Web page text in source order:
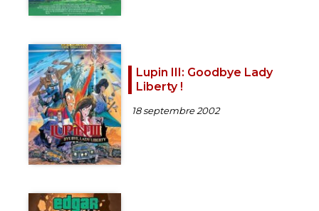
Lupin III: Goodbye Lady
Liberty !
18 septembre 2002